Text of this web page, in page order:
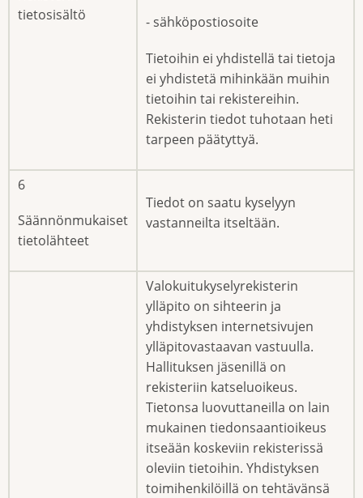
tietosisältö
- sähköpostiosoite
Tietoihin ei yhdistellä tai tietoja
ei yhdistetä mihinkään muihin
tietoihin tai rekistereihin.
Rekisterin tiedot tuhotaan heti
tarpeen päätyttyä.
6
Säännönmukaiset
tietolähteet
Tiedot on saatu kyselyyn
vastanneilta itseltään.
Valokuitukyselyrekisterin
ylläpito on sihteerin ja
yhdistyksen internetsivujen
ylläpitovastaavan vastuulla.
Hallituksen jäsenillä on
rekisteriin katseluoikeus.
Tietonsa luovuttaneilla on lain
mukainen tiedonsaantioikeus
itseään koskeviin rekisterissä
oleviin tietoihin. Yhdistyksen
toimihenkilöillä on tehtävänsä